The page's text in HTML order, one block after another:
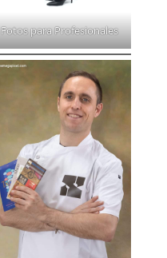
Fotos para Profesionales